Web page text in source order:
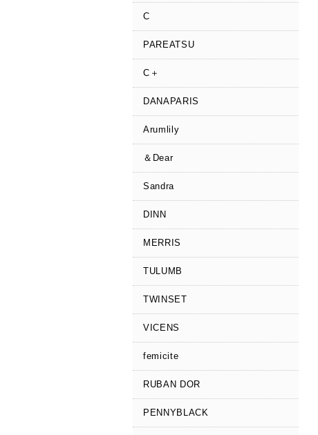
C
PAREATSU
C＋
DANAPARIS
Arumlily
＆Dear
Sandra
DINN
MERRIS
TULUMB
TWINSET
VICENS
femicite
RUBAN DOR
PENNYBLACK